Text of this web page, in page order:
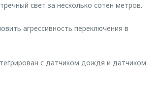
свет за несколько сотен метров.
агрессивность переключения в
с датчиком дождя и датчиком